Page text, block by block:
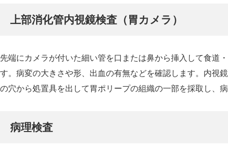
上部消化管内視鏡検査（胃カメラ）
先端にカメラが付いた細い管を口または鼻から挿入して食道
す。病変の大きさや形、出血の有無などを確認します。内視
の穴から処置具を出して胃ポリープの組織の一部を採取し、
病理検査